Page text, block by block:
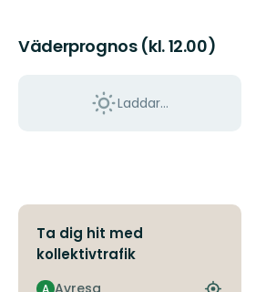
Väderprognos (kl. 12.00)
Laddar...
Ta dig hit med
kollektivtrafik
A